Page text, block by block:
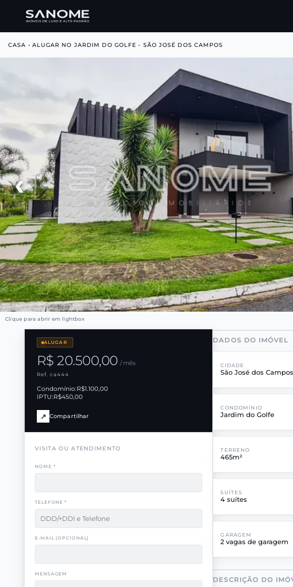
CASA • ALUGAR NO JARDIM DO GOLFE - SÃO JOSÉ DOS CAMPOS
‹
Clique para abrir em lightbox
ALUGAR
R$ 20.500,00 / mês
Ref. ca444
Condomínio:R$1.100,00
IPTU:R$450,00
↗ Compartilhar
VISITA OU ATENDIMENTO
NOME *
TELEFONE *
E-MAIL (OPCIONAL)
MENSAGEM
DADOS DO IMÓVEL
CIDADE
São José dos Campos
CONDOMÍNIO
Jardim do Golfe
TERRENO
465m²
SUÍTES
4 suítes
GARAGEM
2 vagas de garagem
DESCRIÇÃO DO